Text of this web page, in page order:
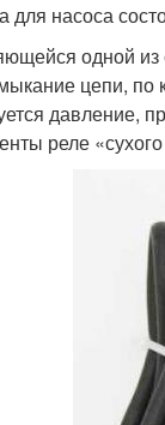
для насоса
одной из
цепи, по
давление,
реле